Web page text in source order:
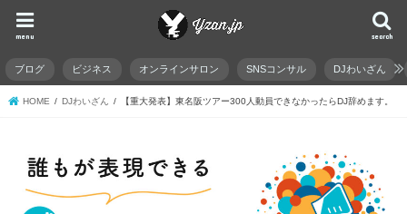
search
menu
ブログ ビジネス オンラインサロン SNSコンサル DJわいざん
HOME DJわいざん 【重大発表】東名阪ツアー300人動員できなかったらDJ辞めます。